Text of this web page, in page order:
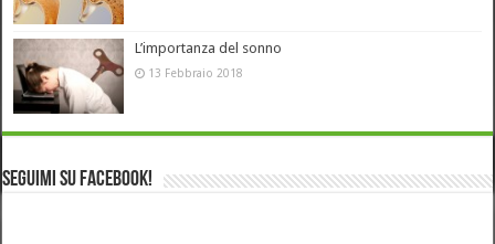
L’importanza del sonno
13 Febbraio 2018
Seguimi su Facebook!